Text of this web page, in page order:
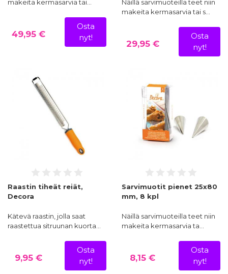
makeita kermasarvia tai…
49,95 €
Osta
nyt!
Näillä sarvimuoteilla teet niin
makeita kermasarvia tai s…
29,95 €
Osta
nyt!
Raastin tiheät reiät,
Decora
Kätevä raastin, jolla saat
raastettua sitruunan kuorta…
9,95 €
Osta
nyt!
Sarvimuotit pienet 25x80
mm, 8 kpl
Näillä sarvimuoteilla teet niin
makeita kermasarvia ta…
8,15 €
Osta
nyt!